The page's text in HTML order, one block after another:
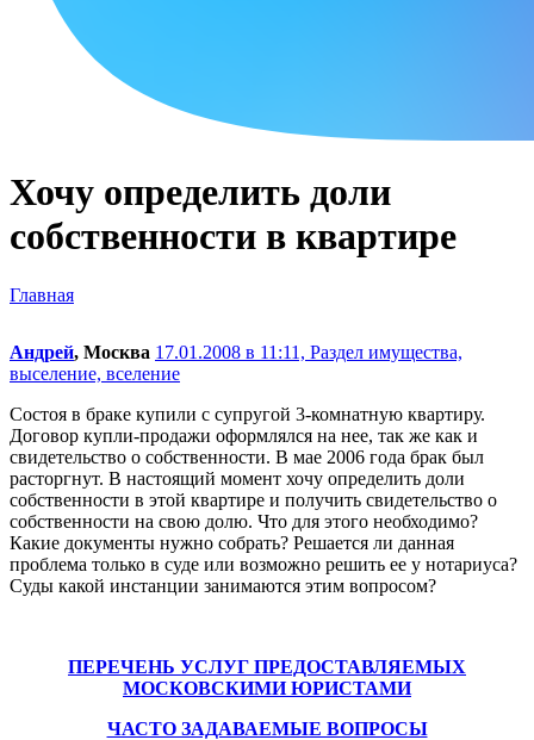
Хочу определить доли
собственности в квартире
Главная
Андрей, Москва 17.01.2008 в 11:11, Раздел имущества,
выселение, вселение
Состоя в браке купили с супругой 3-комнатную квартиру.
Договор купли-продажи оформлялся на нее, так же как и
свидетельство о собственности. В мае 2006 года брак был
расторгнут. В настоящий момент хочу определить доли
собственности в этой квартире и получить свидетельство о
собственности на свою долю. Что для этого необходимо?
Какие документы нужно собрать? Решается ли данная
проблема только в суде или возможно решить ее у нотариуса?
Суды какой инстанции занимаются этим вопросом?
ПЕРЕЧЕНЬ УСЛУГ ПРЕДОСТАВЛЯЕМЫХ
МОСКОВСКИМИ ЮРИСТАМИ
ЧАСТО ЗАДАВАЕМЫЕ ВОПРОСЫ